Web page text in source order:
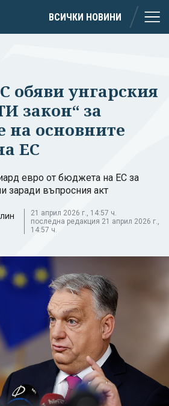
ВСИЧКИ НОВИНИ
обяви унгарския
закон“ за
на основните
ЕС
евро от бюджета на ЕС за
заради въпросния акт
21 април 2026 г., 14:57 ч.
последна редакция 21 април 2026 г.,
14:57 ч.